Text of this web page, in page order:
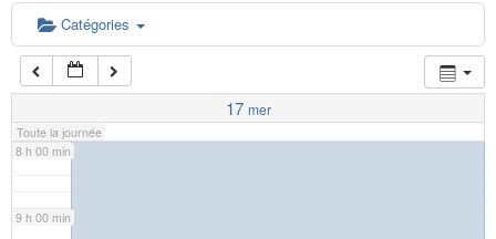
Catégories
17 mer
Toute la journée
6 h 00 min
7 h 00 min
8 h 00 min
9 h 00 min